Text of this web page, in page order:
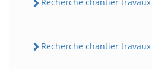
Recherche chantier travaux